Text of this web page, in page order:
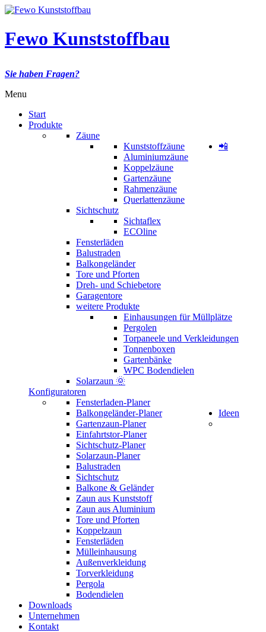
Fewo Kunststoffbau
Sie haben Fragen?
Menu
Start
Produkte
Zäune
Kunststoffzäune
Aluminiumzäune
Koppelzäune
Gartenzäune
Rahmenzäune
Querlattenzäune
Sichtschutz
Sichtaflex
ECOline
Fensterläden
Balustraden
Balkongeländer
Tore und Pforten
Dreh- und Schiebetore
Garagentore
weitere Produkte
Einhausungen für Müllplätze
Pergolen
Torpaneele und Verkleidungen
Tonnenboxen
Gartenbänke
WPC Bodendielen
Solarzaun 🌞
📲
Konfiguratoren
Fensterladen-Planer
Balkongeländer-Planer
Gartenzaun-Planer
Einfahrtstor-Planer
Sichtschutz-Planer
Solarzaun-Planer
Ideen
Balustraden
Sichtschutz
Balkone & Geländer
Zaun aus Kunststoff
Zaun aus Aluminium
Tore und Pforten
Koppelzaun
Fensterläden
Mülleinhausung
Außenverkleidung
Torverkleidung
Pergola
Bodendielen
Downloads
Unternehmen
Kontakt